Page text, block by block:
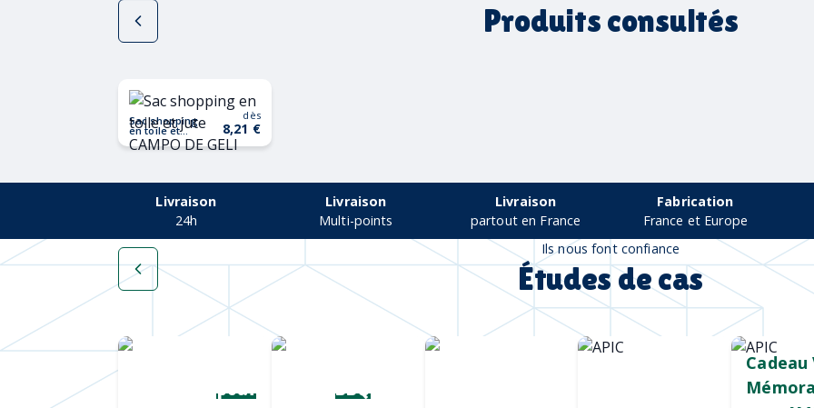
Produits consultés
Sac shopping
en toile et
jute CAMPO
DE GELI
dès
8,21 €
Livraison
24h
Livraison
Multi-points
Livraison
partout en France
Fabrication
France et Europe
Ils nous font confiance
Études de cas
pour
BBQ
Cadeau